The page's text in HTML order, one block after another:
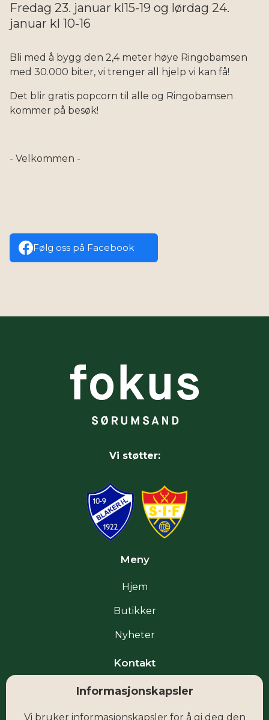
Informasjonskapsler
Vi bruker informasjonskapsler for å gi deg den
Fredag 23. januar kl15-19 og lørdag 24.
januar kl 10-16
Bli med å bygg den 2,4 meter høye Ringobamsen
med 30.000 biter, vi trenger all hjelp vi kan få!
Det blir gratis popcorn til alle og Ringobamsen
kommer på besøk!
- Velkommen -
Følg oss på Facebook
Vi støtter:
Meny
Hjem
Butikker
Nyheter
Kontakt
Facebook